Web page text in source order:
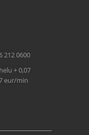
212 0600
+ 0,07
eur/min